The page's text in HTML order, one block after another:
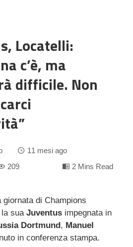
Locatelli:
c’è, ma
difficile. Non
11 mesi ago
209 2 Mins Read
giornata di Champions
la sua Juventus impegnata in
Dortmund , Manuel
in conferenza stampa.